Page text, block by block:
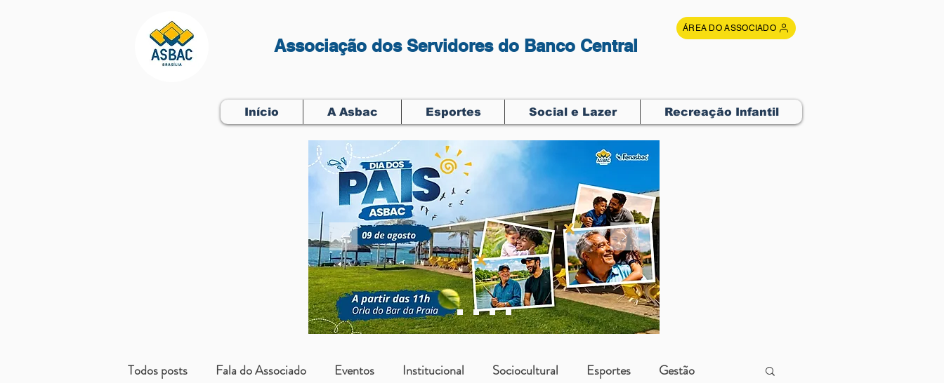
Associação dos Servidores do Banco Central
ÁREA DO ASSOCIADO
Início A Asbac Esportes Social e Lazer Recreação Infantil
Todos posts Fala do Associado Eventos Institucional Sociocultural Esportes Gestão